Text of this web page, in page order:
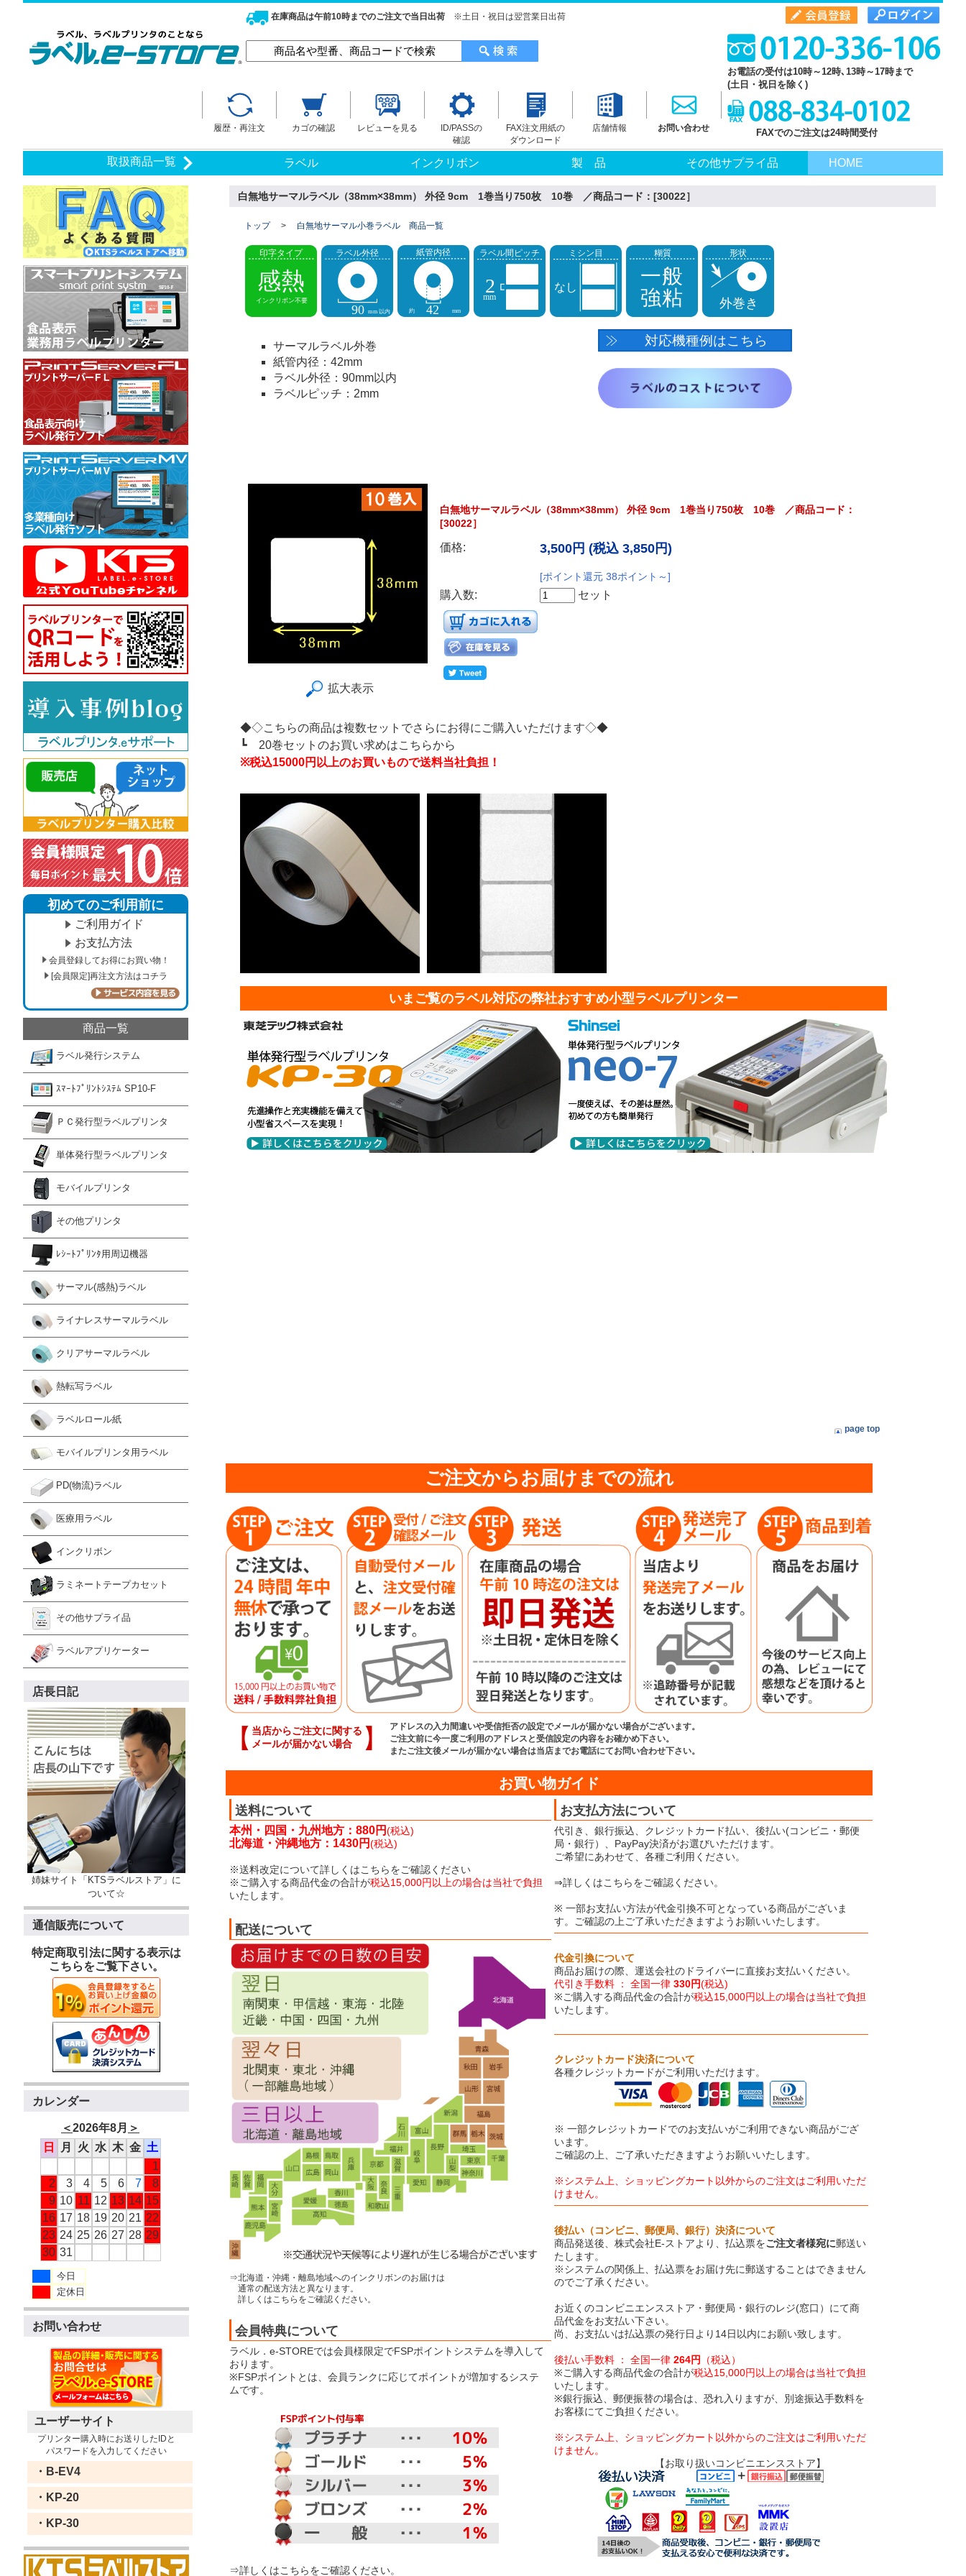
在庫商品は午前10時までのご注文で当日出荷 ※土日・祝日は翌営業日出荷
お電話の受付は10時～12時､13時～17時まで
(土日・祝日を除く)
履歴・再注文 カゴの確認 レビューを見る
ID/PASSの
確認
FAX注文用紙の
ダウンロード
店舗情報 お問い合わせ FAXでのご注文は24時間受付
取扱商品一覧 ラベル インクリボン 製 品 その他サプライ品 HOME
初めてのご利用前に
ご利用ガイド
お支払方法
会員登録してお得にお買い物！
[会員限定]再注文方法はコチラ
商品一覧
ラベル発行システム
ｽﾏｰﾄﾌﾟﾘﾝﾄｼｽﾃﾑ SP10-F
ＰＣ発行型ラベルプリンタ
単体発行型ラベルプリンタ
モバイルプリンタ
その他プリンタ
ﾚｼｰﾄﾌﾟﾘﾝﾀ用周辺機器
サーマル(感熱)ラベル
ライナレスサーマルラベル
クリアサーマルラベル
熱転写ラベル
ラベルロール紙
モバイルプリンタ用ラベル
PD(物流)ラベル
医療用ラベル
インクリボン
ラミネートテープカセット
その他サプライ品
ラベルアプリケーター
店長日記
姉妹サイト「KTSラベルストア」に
ついて☆
通信販売について
特定商取引法に関する表示は
こちらをご覧下さい。
カレンダー
＜2026年8月 ＞
日
月 火 水 木 金 土
1
2
3 4 5 6 7
8
9 10 11 12 13 14 15
16 17 18 19 20 21 22
23 24 25 26 27 28 29
30 31
今日
定休日
お問い合わせ
ユーザーサイト
プリンター購入時にお送りしたIDと
パスワードを入力してください
・B-EV4
・KP-20
・KP-30
白無地サーマルラベル（38mm×38mm） 外径 9cm 1巻当り750枚 10巻 ／商品コード：[30022］
拡大表示
白無地サーマルラベル（38mm×38mm） 外径 9cm 1巻当り750枚 10巻 ／商品コード：
[30022］
価格: 3,500円 (税込 3,850円)
[ポイント還元 38ポイント～]
購入数: セット
◆◇こちらの商品は複数セットでさらにお得にご購入いただけます◇◆
┗ 20巻セットのお買い求めはこちらから
※税込15000円以上のお買いもので送料当社負担！
page top
ご注文からお届けまでの流れ
【 当店からご注文に関する
メールが届かない場合
】
アドレスの入力間違いや受信拒否の設定でメールが届かない場合がございます。
ご注文前に今一度ご利用のアドレスと受信設定の内容をお確かめ下さい。
またご注文後メールが届かない場合は当店までお電話にてお問い合わせ下さい。
お買い物ガイド
送料について
本州・四国・九州地方：880円(税込)
北海道・沖縄地方：1430円(税込)
※送料改定について詳しくはこちらをご確認ください
※ご購入する商品代金の合計が税込15,000円以上の場合は当社で負担
いたします。
配送について
⇒北海道・沖縄・離島地域へのインクリボンのお届けは
通常の配送方法と異なります。
詳しくはこちらをご確認ください。
会員特典について
ラベル．e-STOREでは会員様限定でFSPポイントシステムを導入して
おります。
※FSPポイントとは、会員ランクに応じてポイントが増加するシステ
ムです。
⇒詳しくはこちらをご確認ください。
お支払方法について
代引き、銀行振込、クレジットカード払い、後払い(コンビニ・郵便
局・銀行）、PayPay決済がお選びいただけます。
ご希望にあわせて、各種ご利用ください。
⇒詳しくはこちらをご確認ください。
※ 一部お支払い方法が代金引換不可となっている商品がございま
す。ご確認の上ご了承いただきますようお願いいたします。
代金引換について
商品お届けの際、運送会社のドライバーに直接お支払いください。
代引き手数料 ： 全国一律 330円(税込)
※ご購入する商品代金の合計が税込15,000円以上の場合は当社で負担
いたします。
クレジットカード決済について
各種クレジットカードがご利用いただけます。
※ 一部クレジットカードでのお支払いがご利用できない商品がござ
います。
ご確認の上、ご了承いただきますようお願いいたします。
※システム上、ショッピングカート以外からのご注文はご利用いただ
けません。
後払い（コンビニ、郵便局、銀行）決済について
商品発送後、株式会社E-ストアより、払込票をご注文者様宛に郵送い
たします。
※システムの関係上、払込票をお届け先に郵送することはできません
のでご了承ください。
お近くのコンビニエンスストア・郵便局・銀行のレジ(窓口）にて商
品代金をお支払い下さい。
尚、お支払いは払込票の発行日より14日以内にお願い致します。
後払い手数料 ： 全国一律 264円 （税込）
※ご購入する商品代金の合計が税込15,000円以上の場合は当社で負担
いたします。
※銀行振込、郵便振替の場合は、恐れ入りますが、別途振込手数料を
お客様にてご負担ください。
※システム上、ショッピングカート以外からのご注文はご利用いただ
けません。
【お取り扱いコンビニエンスストア】